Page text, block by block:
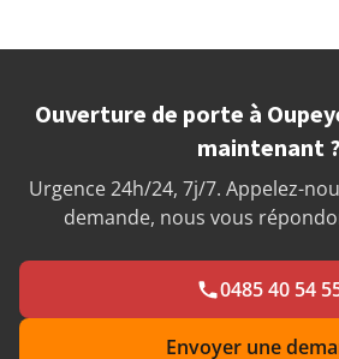
Ouverture de porte à
maintenant ?
Urgence 24h/24, 7j/7. Appelez-
demande, nous vous
0485 40 54
Envoyer une